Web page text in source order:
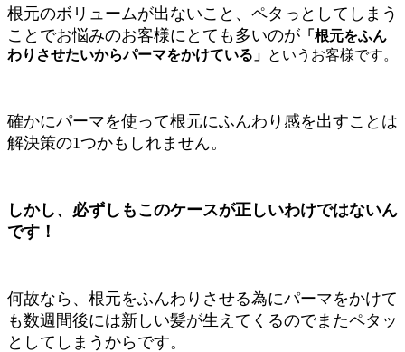
根元のボリュームが出ないこと、ペタっとしてしまう
ことでお悩みのお客様にとても多いのが 「根元をふん
わりさせたいからパーマをかけている」 というお客様です。
確かにパーマを使って根元にふんわり感を出すことは
解決策の1つかもしれません。
しかし、必ずしもこのケースが正しいわけではないん
です！
何故なら、根元をふんわりさせる為にパーマをかけて
も数週間後には新しい髪が生えてくるのでまたペタッ
としてしまうからです。